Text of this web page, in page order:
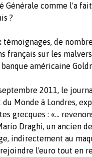
Générale comme l'a
?
de
sur les
américaine
2011, le
Monde à Londres,
grecques : «…
Draghi, un ancien
indirectement au
l'euro tout en